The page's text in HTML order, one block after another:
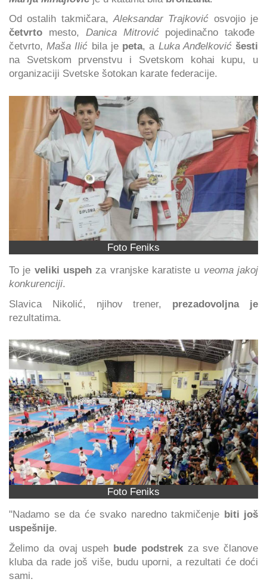
Od ostalih takmičara, Aleksandar Trajković osvojio je
četvrto mesto, Danica Mitrovićpojedinačno takođe
četvrto,Maša Ilić bila je peta, a Luka Anđelkovićšesti
na Svetskom prvenstvu i Svetskom kohai kupu, u
organizaciji Svetske šotokan karate federacije.
Foto Feniks
To je veliki uspeh za vranjske karatiste u veoma jakoj
konkurenciji.
Slavica Nikolić, njihov trener, prezadovoljna je
rezultatima.
Foto Feniks
"Nadamo se da će svako naredno takmičenje
biti još
uspešnije.
Želimo da ovaj uspeh bude podstrekza sve članove
kluba da rade još više, budu uporni, a rezultati će doći
sami.